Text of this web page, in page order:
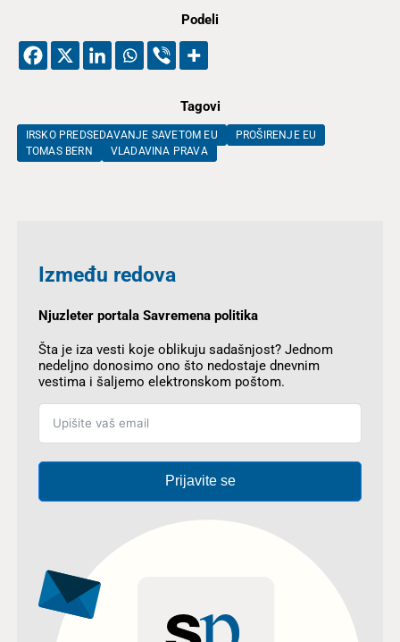
Podeli
Tagovi
IRSKO PREDSEDAVANJE SAVETOM EU
PROŠIRENJE EU
TOMAS BERN
VLADAVINA PRAVA
Između redova
Njuzleter portala Savremena politika
Šta je iza vesti koje oblikuju sadašnjost? Jednom
nedeljno donosimo ono što nedostaje dnevnim
vestima i šaljemo elektronskom poštom.
Prijavite se